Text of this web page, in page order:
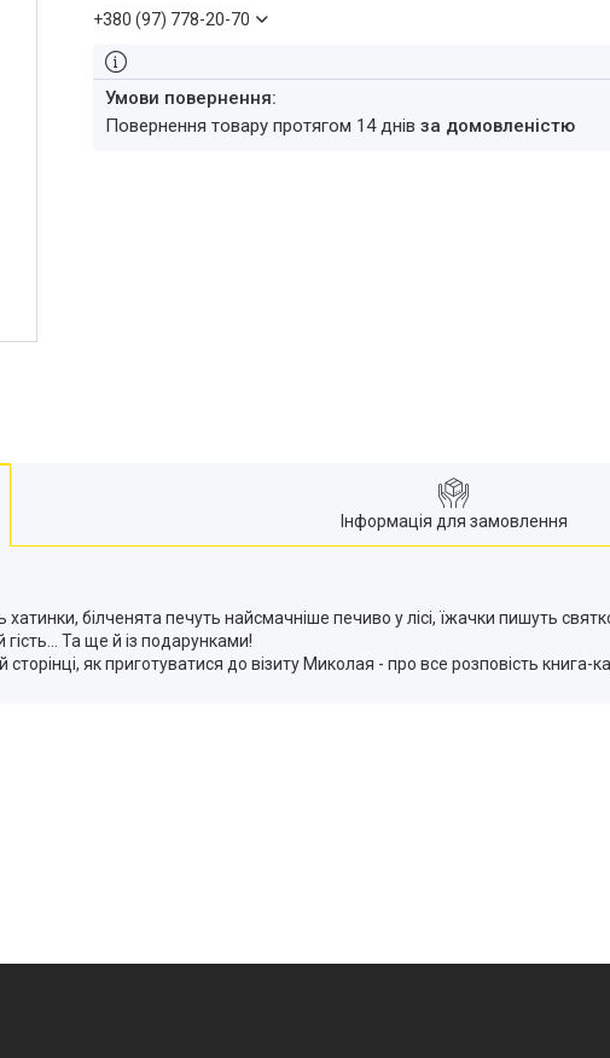
+380 (97) 778-20-70
повернення товару протягом 14 днів за домовленістю
Інформація для замовлення
білченята печуть найсмачніше печиво у лісі, їжачки пишуть
Та ще й із подарунками!
як приготуватися до візиту Миколая - про все розповість книга-